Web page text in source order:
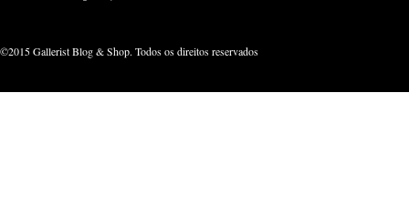
©2015 Gallerist Blog & Shop. Todos os direitos reservados